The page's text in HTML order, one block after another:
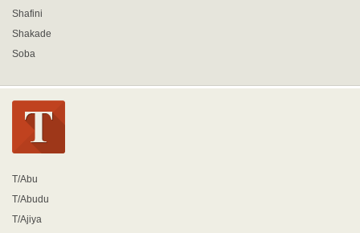
Shafini
Shakade
Soba
T/Abu
T/Abudu
T/Ajiya